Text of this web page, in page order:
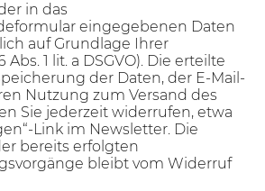
in das
eingegebenen Daten
auf Grundlage Ihrer
1 lit. a DSGVO). Die erteilte
der Daten, der E-Mail-
Nutzung zum Versand des
Sie jederzeit widerrufen, etwa
Link im Newsletter. Die
bereits erfolgten
bleibt vom Widerruf